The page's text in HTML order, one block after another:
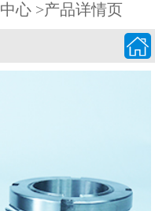
心 >产品详情页
